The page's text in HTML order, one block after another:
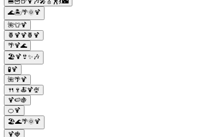
🌊🏝️🌴🌞🍹
🌺👕🍹
🍍🍹🍹🍍🍹
🌴🍹🌊
🏖🍹👙✨🎶
🧪🍹
🌺🌴🍹
🍴🍷🍝🍹🍨
🍹🍉🍇
🍊🍹
🏖️🌊🌴🌞🍹
🍹🍓